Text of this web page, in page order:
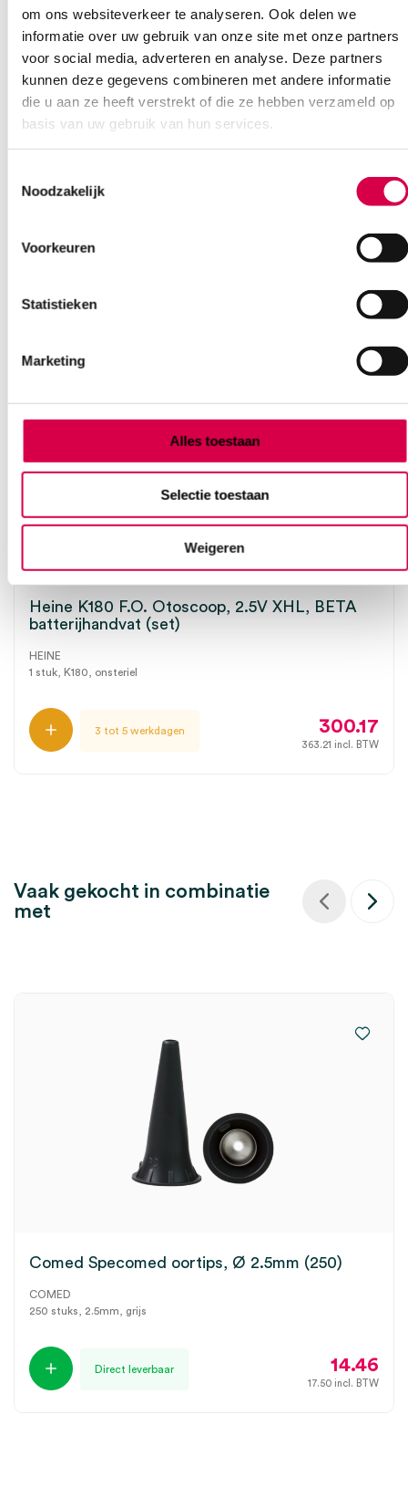
om ons websiteverkeer te analyseren. Ook delen we
informatie over uw gebruik van onze site met onze partners
voor social media, adverteren en analyse. Deze partners
kunnen deze gegevens combineren met andere informatie
die u aan ze heeft verstrekt of die ze hebben verzameld op
basis van uw gebruik van hun services.
Noodzakelijk
Voorkeuren
Statistieken
Marketing
Alles toestaan
Selectie toestaan
Weigeren
Onze klantenservice is bereikbaar van maandag t/m vrijdag van
Bel Anca Contactformulier
Ook interessant
Heine K180 F.O. Otoscoop, 2.5V XHL, BETA
batterijhandvat (set)
HEINE
1 stuk, K180, onsteriel
3 tot 5 werkdagen 300.17
363.21 incl. BTW
Vaak gekocht in combinatie
met
Comed Specomed oortips, Ø 2.5mm (250)
COMED
250 stuks, 2.5mm, grijs
Direct leverbaar 14.46
17.50 incl. BTW